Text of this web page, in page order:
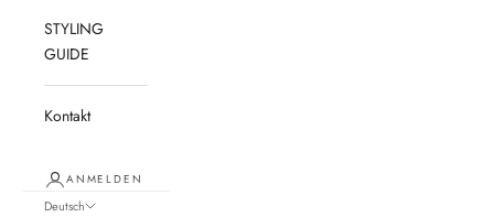
STYLING
GUIDE
Kontakt
ANMELDEN
Deutsch